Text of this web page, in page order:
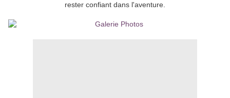
rester confiant dans l'aventure.